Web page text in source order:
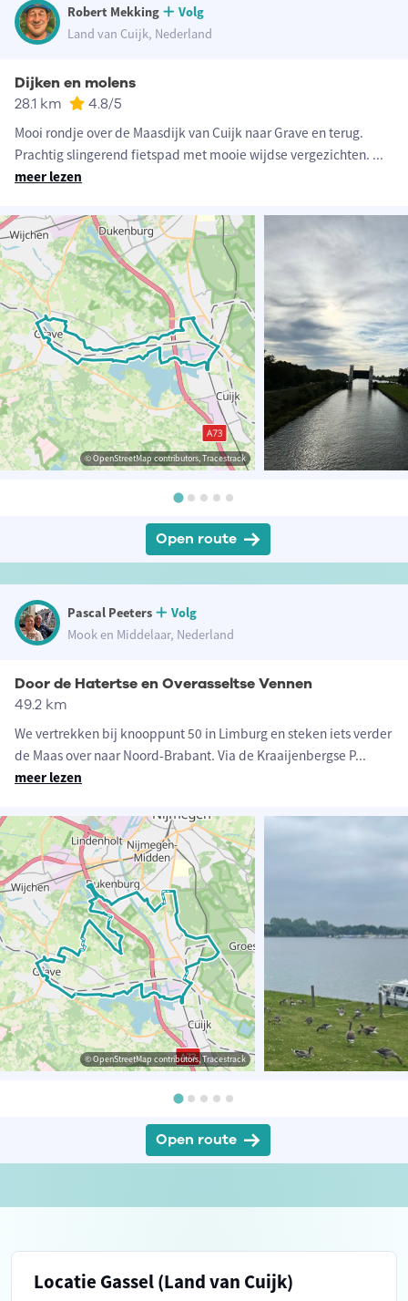
Robert Mekking
Volg
Land van Cuijk, Nederland
Dijken en molens
28.1 km 4.8/5
Mooi rondje over de Maasdijk van Cuijk naar Grave en terug.
Prachtig slingerend fietspad met mooie wijdse vergezichten. ...
meer lezen
© OpenStreetMap contributors, Tracestrack
Open route
Pascal Peeters
Volg
Mook en Middelaar, Nederland
Door de Hatertse en Overasseltse Vennen
49.2 km
We vertrekken bij knooppunt 50 in Limburg en steken iets verder
de Maas over naar Noord-Brabant. Via de Kraaijenbergse P...
meer lezen
© OpenStreetMap contributors, Tracestrack
Open route
Locatie Gassel (Land van Cuijk)